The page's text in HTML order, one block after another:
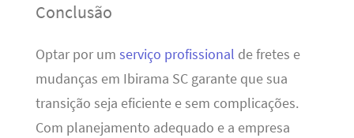
Conclusão
Optar por um serviço profissional de fretes e
mudanças em Ibirama SC garante que sua
transição seja eficiente e sem complicações.
Com planejamento adequado e a empresa